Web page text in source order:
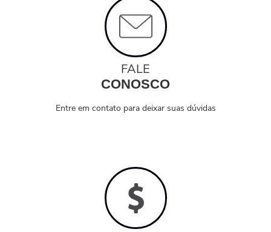
FALE
CONOSCO
Entre em contato para deixar suas dúvidas